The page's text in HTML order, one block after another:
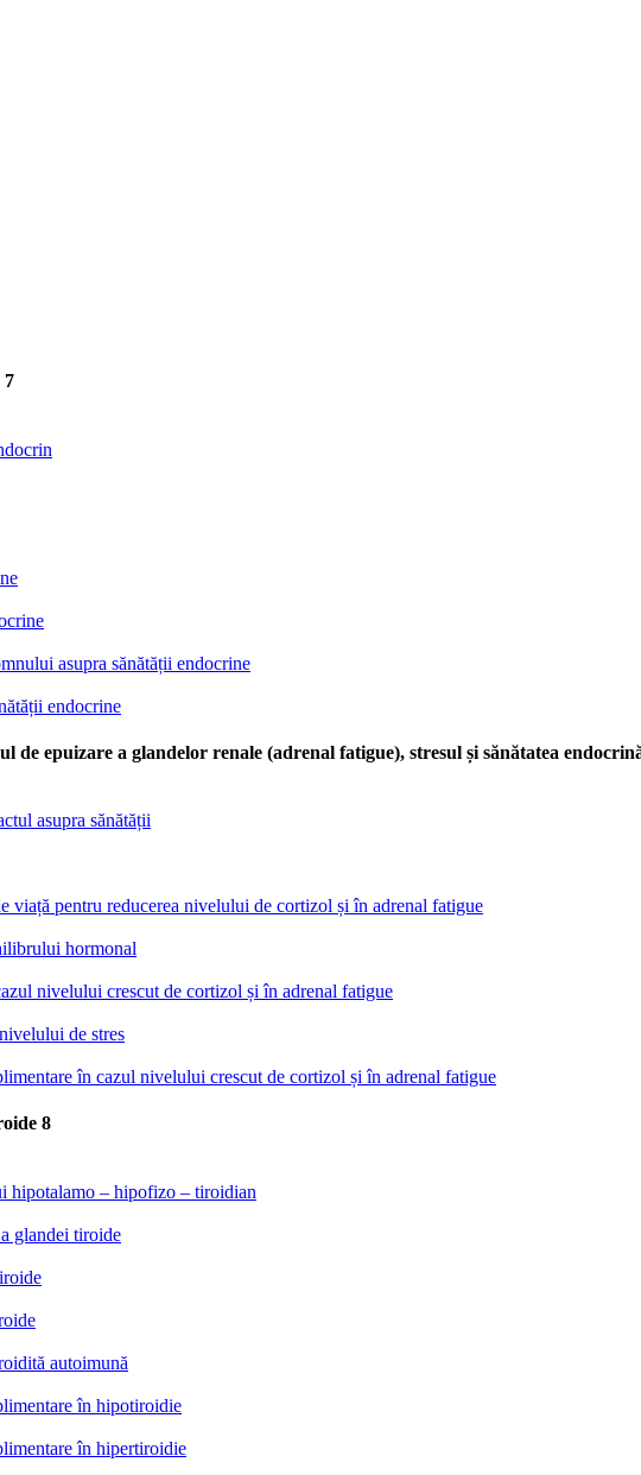
7
asupra sănătății endocrine
endocrine
de epuizare a glandelor renale (adrenal fatigue), stresul și sănătatea
asupra sănătății
viață pentru reducerea nivelului de cortizol și în adrenal fatigue
hormonal
nivelului crescut de cortizol și în adrenal fatigue
de stres
în cazul nivelului crescut de cortizol și în adrenal fatigue
8
hipotalamo – hipofizo – tiroidian
glandei tiroide
autoimună
în hipotiroidie
în hipertiroidie